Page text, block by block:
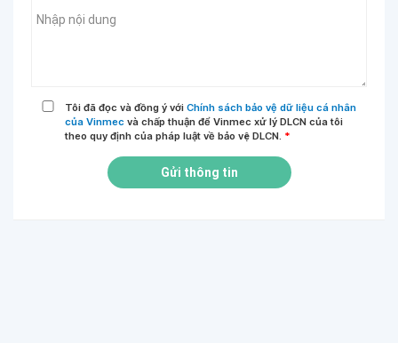
Tôi đã đọc và đồng ý với Chính sách bảo vệ dữ liệu cá nhân
của Vinmec và chấp thuận để Vinmec xử lý DLCN của tôi
theo quy định của pháp luật về bảo vệ DLCN. *
Gửi thông tin